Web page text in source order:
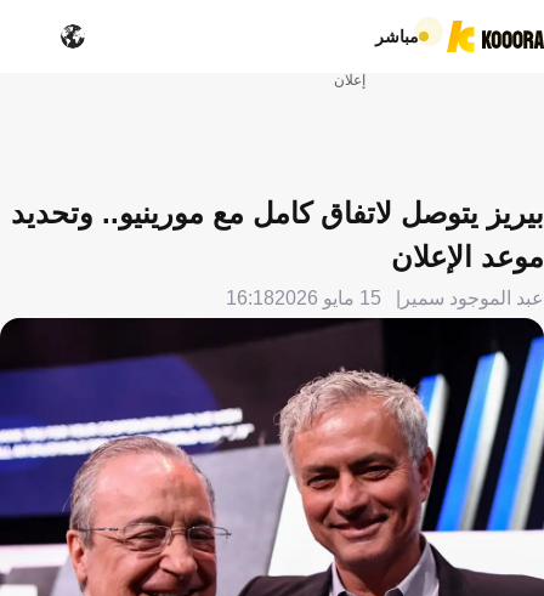
مباشر
إعلان
بيريز يتوصل لاتفاق كامل مع مورينيو.. وتحديد
موعد الإعلان
عبد الموجود سمير 15 مايو 2026 16:18